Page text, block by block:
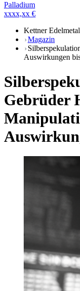
Palladium
xxxx,xx €
Kettner
Magazin
Auswirkungen
Gebrüder